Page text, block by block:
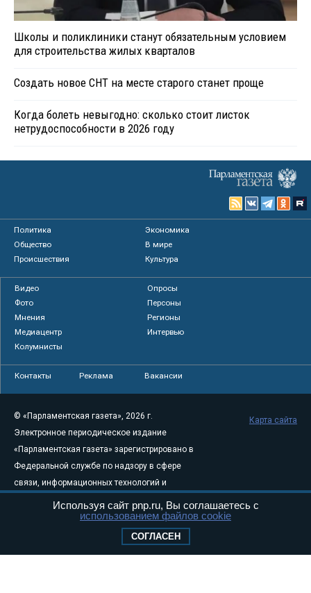
Школы и поликлиники станут обязательным условием
для строительства жилых кварталов
Создать новое СНТ на месте старого станет проще
Когда болеть невыгодно: сколько стоит листок
нетрудоспособности в 2026 году
Политика
Экономика
Общество
В мире
Происшествия
Культура
Видео
Опросы
Фото
Персоны
Мнения
Регионы
Медиацентр
Интервью
Колумнисты
Контакты Реклама Вакансии
© «Парламентская газета», 2026 г.
Электронное периодическое издание
«Парламентская газета» зарегистрировано в
Федеральной службе по надзору в сфере
связи, информационных технологий и
массовых коммуникаций (Роскомнадзор) 05
августа 2011 года. 18+
Свидетельство о регистрации Эл № ФС77-
Карта сайта
Используя сайт pnp.ru, Вы соглашаетесь с
использованием файлов cookie
СОГЛАСЕН